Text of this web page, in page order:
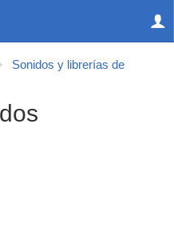
Sonidos y librerías de